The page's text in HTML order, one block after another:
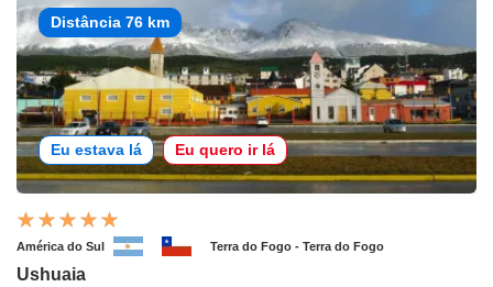
Distância 76 km
Eu estava lá Eu quero ir lá
América do Sul Terra do Fogo - Terra do Fogo
Ushuaia